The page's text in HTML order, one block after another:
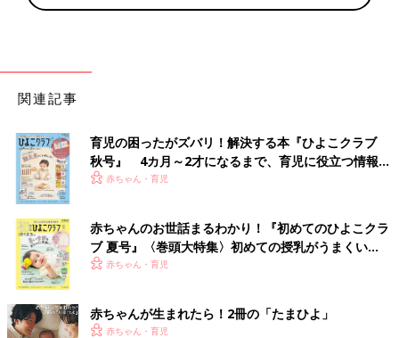
関連記事
育児の困ったがズバリ！解決する本『ひよこクラブ
秋号』 4カ月～2才になるまで、育児に役立つ情報が
いっぱい！
赤ちゃん・育児
赤ちゃんのお世話まるわかり！『初めてのひよこクラ
ブ 夏号』〈巻頭大特集〉初めての授乳がうまくい
く！ おっぱい・ミルクの基本と夏のトラブル 解決テ
赤ちゃん・育児
赤ちゃんが生まれたら！2冊の「たまひよ」
赤ちゃん・育児